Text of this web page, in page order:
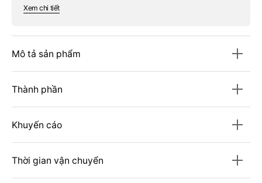
De
Xem chi tiết
Mô tả sản phẩm
Thành phần
Khuyến cáo
Thời gian vận chuyển